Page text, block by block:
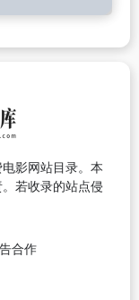
影网站目录。本
若收录的站点侵
合作